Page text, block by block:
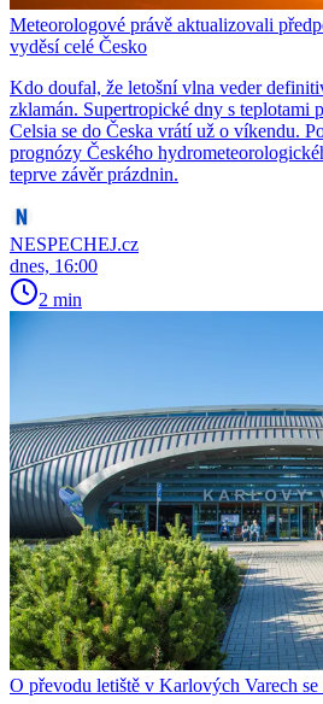
Meteorologové právě aktualizovali
vyděsí celé Česko
Kdo doufal, že letošní vlna veder
zklamán. Supertropické dny s teplotami
Celsia se do Česka vrátí už o víkendu.
prognózy Českého
teprve závěr prázdnin.
NESPECHEJ.cz
dnes, 16:00
2 min
O převodu letiště v Karlových Varech